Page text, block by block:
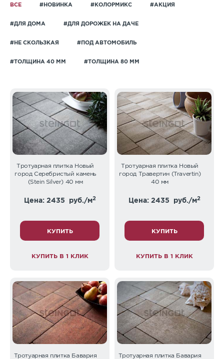
ВСЕ #НОВИНКА #КОЛОРМИКС #АКЦИЯ
#ДЛЯ ДОМА #ДЛЯ ДОРОЖЕК НА ДАЧЕ
#НЕ СКОЛЬЗКАЯ #ПОД АВТОМОБИЛЬ
#ТОЛЩИНА 40 ММ #ТОЛЩИНА 80 ММ
Тротуарная плитка Новый
город Серебристый камень
(Stein Silver) 40 мм
Цена: 2435 руб./м2
КУПИТЬ
КУПИТЬ В 1 КЛИК
Тротуарная плитка Новый
город Травертин (Travertin)
40 мм
Цена: 2435 руб./м2
КУПИТЬ
КУПИТЬ В 1 КЛИК
Тротуарная плитка Бавария
Тротуарная плитка Бавария